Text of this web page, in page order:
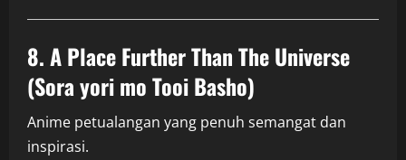
8.A Place Further Than The Universe
(Sora yori mo Tooi Basho)
Anime petualangan yang penuh semangat dan
inspirasi.